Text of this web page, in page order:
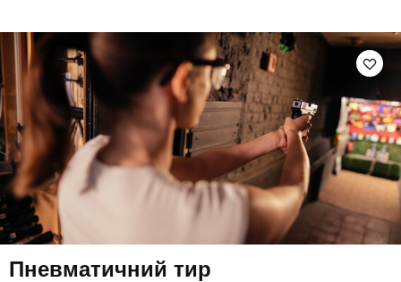
Пневматичний тир